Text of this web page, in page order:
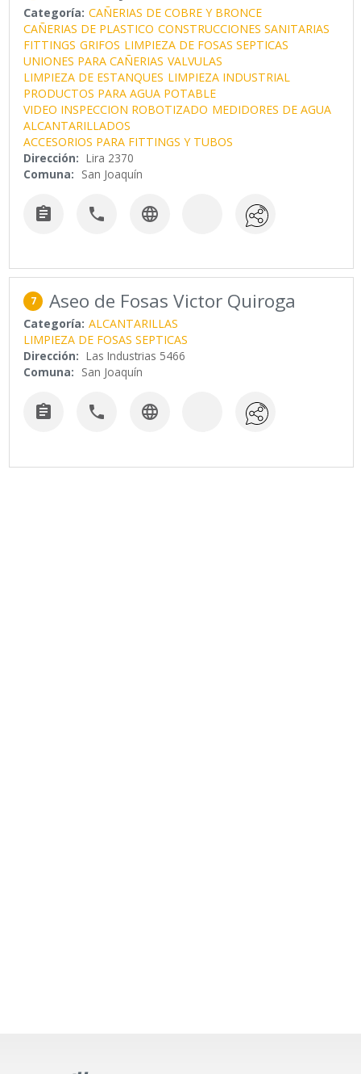
Categoría: CAÑERIAS DE COBRE Y BRONCE
CAÑERIAS DE PLASTICO CONSTRUCCIONES SANITARIAS
FITTINGS GRIFOS LIMPIEZA DE FOSAS SEPTICAS
UNIONES PARA CAÑERIAS VALVULAS
LIMPIEZA DE ESTANQUES LIMPIEZA INDUSTRIAL
PRODUCTOS PARA AGUA POTABLE
VIDEO INSPECCION ROBOTIZADO MEDIDORES DE AGUA
ALCANTARILLADOS
ACCESORIOS PARA FITTINGS Y TUBOS
Dirección: Lira 2370
Comuna: San Joaquín
  
7 Aseo de Fosas Victor Quiroga
Categoría: ALCANTARILLAS
LIMPIEZA DE FOSAS SEPTICAS
Dirección: Las Industrias 5466
Comuna: San Joaquín
  